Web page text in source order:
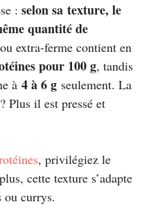
: selon sa texture, le
quantité de
extra-ferme contient en
pour 100 g, tandis
à 4 à 6 g seulement. La
Plus il est pressé et
, privilégiez le
cette texture s’adapte
ou currys.